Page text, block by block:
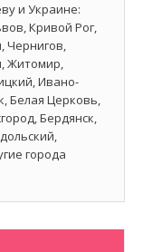
и Украине:
Кривой Рог,
Чернигов,
Житомир,
Ивано-
Белая Церковь,
Бердянск,
города